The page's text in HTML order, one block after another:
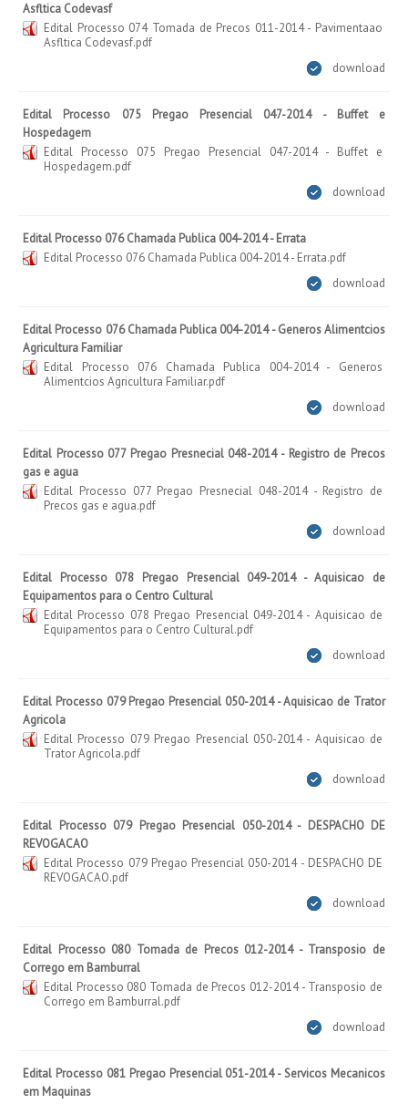
Asfltica Codevasf
Edital Processo 074 Tomada de Precos 011-2014 - Pavimentaao
Asfltica Codevasf.pdf
download
Edital Processo 075 Pregao Presencial 047-2014 - Buffet e
Hospedagem
Edital Processo 075 Pregao Presencial 047-2014 - Buffet e
Hospedagem.pdf
download
Edital Processo 076 Chamada Publica 004-2014 - Errata
Edital Processo 076 Chamada Publica 004-2014 - Errata.pdf
download
Edital Processo 076 Chamada Publica 004-2014 - Generos Alimentcios
Agricultura Familiar
Edital Processo 076 Chamada Publica 004-2014 - Generos
Alimentcios Agricultura Familiar.pdf
download
Edital Processo 077 Pregao Presnecial 048-2014 - Registro de Precos
gas e agua
Edital Processo 077 Pregao Presnecial 048-2014 - Registro de
Precos gas e agua.pdf
download
Edital Processo 078 Pregao Presencial 049-2014 - Aquisicao de
Equipamentos para o Centro Cultural
Edital Processo 078 Pregao Presencial 049-2014 - Aquisicao de
Equipamentos para o Centro Cultural.pdf
download
Edital Processo 079 Pregao Presencial 050-2014 - Aquisicao de Trator
Agricola
Edital Processo 079 Pregao Presencial 050-2014 - Aquisicao de
Trator Agricola.pdf
download
Edital Processo 079 Pregao Presencial 050-2014 - DESPACHO DE
REVOGACAO
Edital Processo 079 Pregao Presencial 050-2014 - DESPACHO DE
REVOGACAO.pdf
download
Edital Processo 080 Tomada de Precos 012-2014 - Transposio de
Corrego em Bamburral
Edital Processo 080 Tomada de Precos 012-2014 - Transposio de
Corrego em Bamburral.pdf
download
Edital Processo 081 Pregao Presencial 051-2014 - Servicos Mecanicos
em Maquinas